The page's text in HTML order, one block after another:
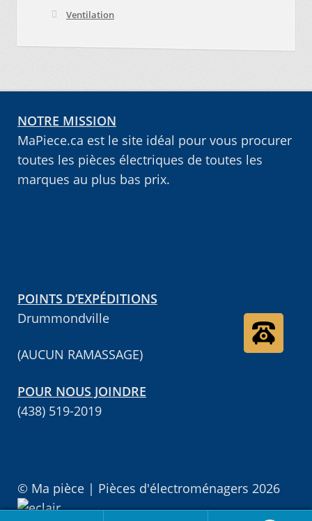
Ventilation
NOTRE MISSION
MaPiece.ca est le site idéal pour vous procurer
toutes les pièces électriques de toutes les
marques au plus bas prix.
POINTS D’EXPÉDITIONS
Drummondville
(AUCUN RAMASSAGE)
POUR NOUS JOINDRE
(438) 519-2019
© Ma pièce | Pièces d'électroménagers 2026